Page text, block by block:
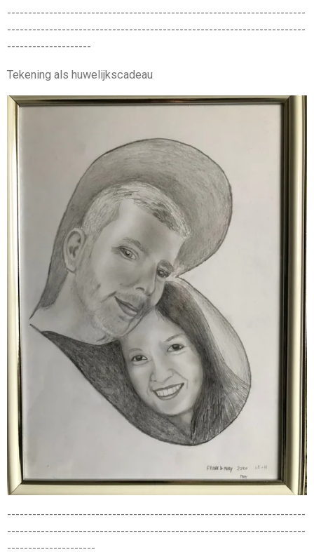
-----------------------------------------------------------------------
-----------------------------------------------------------------------
--------------------
Tekening als huwelijkscadeau
-----------------------------------------------------------------------
-----------------------------------------------------------------------
---------------------